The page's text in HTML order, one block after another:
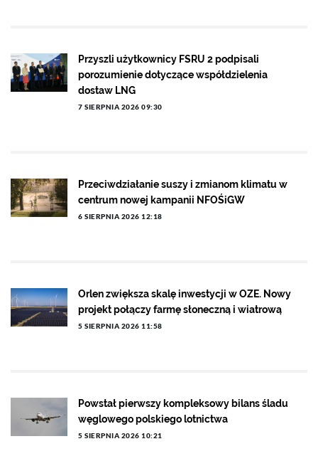
Przyszli użytkownicy FSRU 2 podpisali
porozumienie dotyczące współdzielenia
dostaw LNG
7 SIERPNIA 2026 09:30
Przeciwdziałanie suszy i zmianom klimatu w
centrum nowej kampanii NFOŚiGW
6 SIERPNIA 2026 12:18
Orlen zwiększa skalę inwestycji w OZE. Nowy
projekt połączy farmę słoneczną i wiatrową
5 SIERPNIA 2026 11:58
Powstał pierwszy kompleksowy bilans śladu
węglowego polskiego lotnictwa
5 SIERPNIA 2026 10:21